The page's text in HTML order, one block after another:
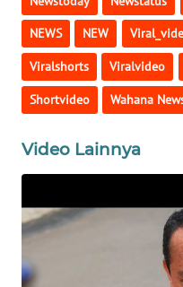
NEWS NEW
Viralshorts Viralvideo
Shortvideo Wahana
Video Lainnya
WN
SUMBAR
WN
SUMSEL
WN